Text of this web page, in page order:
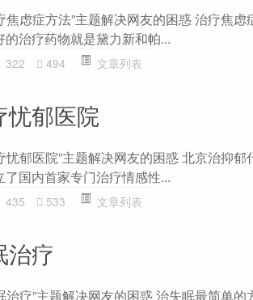
焦虑症方法”主题解决网友的困惑 治疗焦
治疗药物就是黛力新和帕...
322 494 文章列表
忧郁医院
忧郁医院”主题解决网友的困惑 北京治抑
国内首家专门治疗情感性...
435 533 文章列表
治疗
治疗”主题解决网友的困惑 治失眠最简单